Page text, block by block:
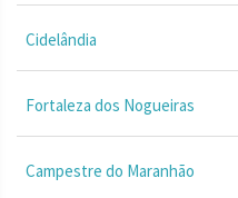
Cidelândia
Fortaleza dos Nogueiras
Campestre do Maranhão